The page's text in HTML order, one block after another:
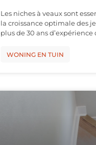
Les niches à veaux sont
la croissance optimale des
plus de 30 ans d’expérience
WONING EN TUIN